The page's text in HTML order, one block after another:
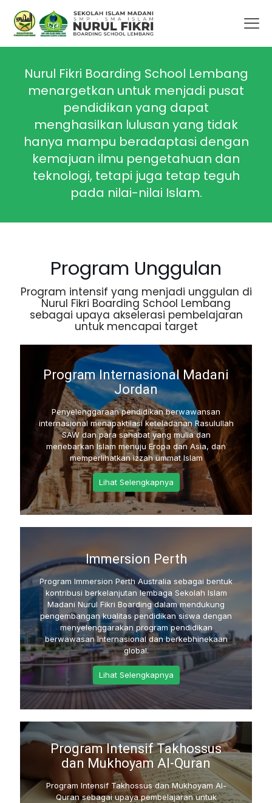
Nurul Fikri Boarding School Lembang
menargetkan untuk menjadi pusat
pendidikan yang dapat
menghasilkan lulusan yang tidak
hanya mampu beradaptasi dengan
kemajuan ilmu pengetahuan dan
teknologi, tetapi juga tetap teguh
pada nilai-nilai Islam.
Program Unggulan
Program intensif yang menjadi unggulan di
Nurul Fikri Boarding School Lembang
sebagai upaya akselerasi pembelajaran
untuk mencapai target
Program Internasional Madani
Jordan
Penyelenggaraan pendidikan berwawansan
internasional menapaktilasi keteladanan Rasulullah
SAW dan para sahabat yang mulia dan
menebarkan Islam menuju Eropa dan Asia, dan
memperlihatkan izzah ummat Islam
Lihat Selengkapnya
Immersion Perth
Program Immersion Perth Australia sebagai bentuk
kontribusi berkelanjutan lembaga Sekolah Islam
Madani Nurul Fikri Boarding dalam mendukung
pengembangan kualitas pendidikan siswa dengan
menyelenggarakan program pendidikan
berwawasan Internasional dan berkebhinekaan
global.
Lihat Selengkapnya
Program Intensif Takhossus
dan Mukhoyam Al-Quran
Program Intensif Takhossus dan Mukhoyam Al-
Quran sebagai upaya pembelajaran untuk